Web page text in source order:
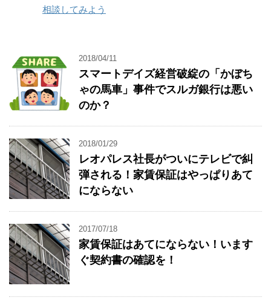
相談してみよう
2018/04/11
スマートデイズ経営破綻の「かぼち
ゃの馬車」事件でスルガ銀行は悪い
のか？
2018/01/29
レオパレス社長がついにテレビで糾
弾される！家賃保証はやっぱりあて
にならない
2017/07/18
家賃保証はあてにならない！います
ぐ契約書の確認を！